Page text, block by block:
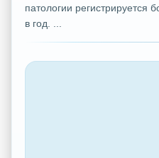
патологии регистрируется
в год. ...